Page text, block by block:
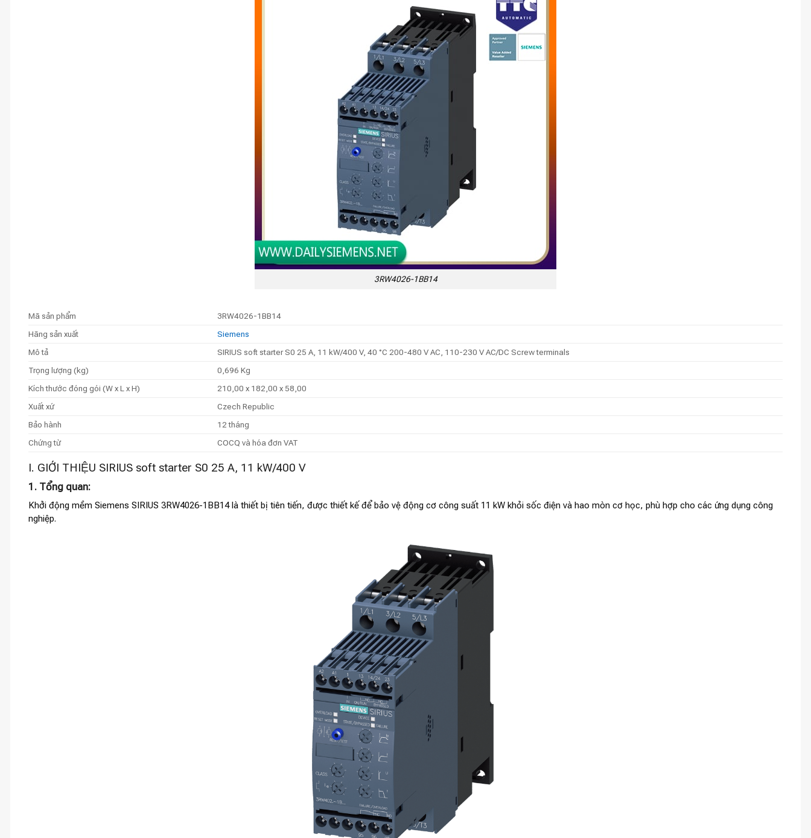
3RW4026-1BB14
Mã sản phẩm
3RW4026-1BB14
Hãng sản xuất
Siemens
Mô tả
SIRIUS soft starter S0 25 A, 11 kW/400 V, 40 °C 200-480 V AC, 110-230 V AC/DC Screw terminals
Trọng lượng (kg)
0,696 Kg
Kích thước đóng gói (W x L x H)
210,00 x 182,00 x 58,00
Xuất xứ
Czech Republic
Bảo hành
12 tháng
Chứng từ
COCQ và hóa đơn VAT
I. GIỚI THIỆU SIRIUS soft starter S0 25 A, 11 kW/400 V
1. Tổng quan:
Khởi động mềm Siemens SIRIUS 3RW4026-1BB14 là thiết bị tiên tiến, được thiết kế để bảo vệ động cơ công suất 11 kW khỏi sốc điện và hao mòn cơ học, phù hợp cho các ứng dụng công
nghiệp.